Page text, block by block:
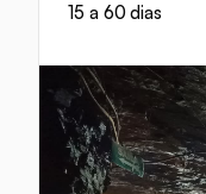
15 a 60 dias